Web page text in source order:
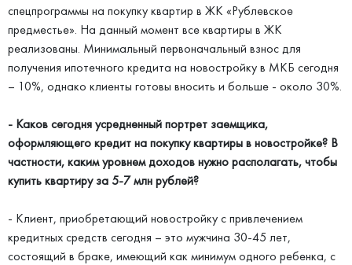
спецпрограммы на покупку квартир в ЖК «Рублевское
предместье». На данный момент все квартиры в ЖК
реализованы. Минимальный первоначальный взнос для
получения ипотечного кредита на новостройку в МКБ сегодня
– 10%, однако клиенты готовы вносить и больше - около 30%.
- Каков сегодня усредненный портрет заемщика,
оформляющего кредит на покупку квартиры в новостройке? В
частности, каким уровнем доходов нужно располагать, чтобы
купить квартиру за 5-7 млн рублей?
- Клиент, приобретающий новостройку с привлечением
кредитных средств сегодня – это мужчина 30-45 лет,
состоящий в браке, имеющий как минимум одного ребенка, с